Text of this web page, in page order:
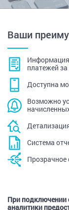
Ваши
Информация
платежей
Доступна
Возможно
Система
Прозрачное
При подключении
аналитики